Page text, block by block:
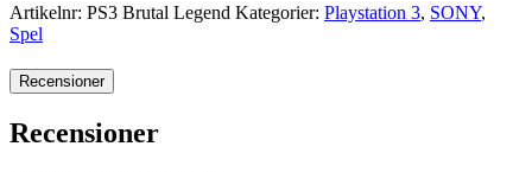
Artikelnr: PS3 Brutal Legend Kategorier: Playstation 3, SONY,
Spel
Recensioner
Recensioner